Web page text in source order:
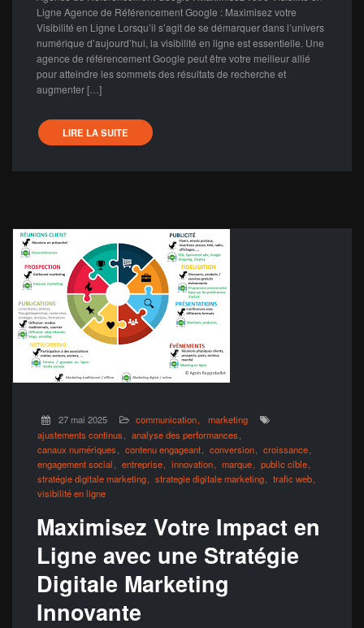
Ligne Agence de Référencement Google : Maximisez votre
Visibilité en Ligne Lorsqu’il s’agit de se démarquer dans l’univers
numérique d’aujourd’hui, la visibilité en ligne est essentielle. Une
agence de référencement Google peut être votre meilleur allié
pour atteindre les sommets des résultats de recherche et
augmenter […]
LIRE LA SUITE
27 mai 2025 communication
marketing
ajustements continus
analyse des performances
canaux numériques
contenu engageant conversion
croissance
engagement social
entreprise innovation marque
public cible
stratégie digitale marketing
strategie digitale marketing
trafic web
visibilité en ligne
Maximisez Votre Impact en
Ligne avec une Stratégie
Digitale Marketing
Innovante